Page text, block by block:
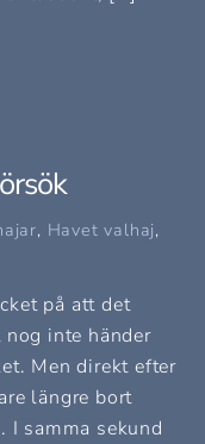
, Havet valhaj,
på att det
nog inte händer
Men direkt efter
längre bort
I samma sekund